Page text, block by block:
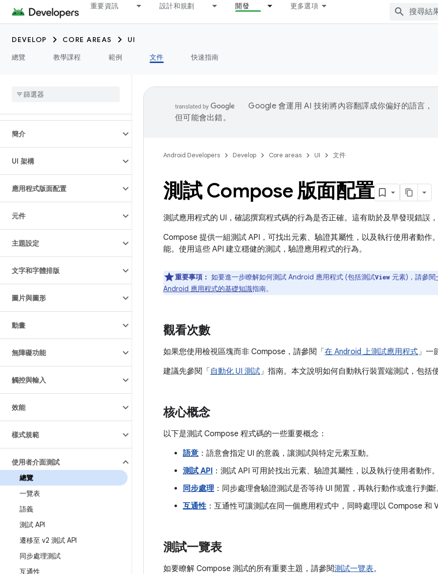
重要資訊 設計和規劃 開發 更多選項
DEVELOP CORE AREAS
UI
總覽
教學課程 範例 文件 快速指南
簡介
UI 架構
應用程式版面配置
元件
主題設定
文字和字體排版
圖片與圖形
動畫
無障礙功能
觸控與輸入
效能
樣式規範
使用者介面測試
總覽
一覽表
語義
測試 API
遷移至 v2 測試 API
同步處理測試
互通性
Google 會運用 AI 技術將內容翻譯成你偏好的語言，
但可能會出錯。
Android Developers Develop Core areas UI 文件
測試 Compose 版面配置
測試應用程式的 UI，確認撰寫程式碼的行為是否正確。這有助於及早發現錯誤
Compose 提供一組測試 API，可找出元素、驗證其屬性，以及執行使用者動作
能。使用這些 API 建立穩健的測試，驗證應用程式的行為。
重要事項： 如要進一步瞭解如何測試 Android 應用程式 (包括測試View 元素)，請參閱
Android 應用程式的基礎知識指南。
觀看次數
如果您使用檢視區塊而非 Compose，請參閱「 在 Android 上測試應用程式」一
建議先參閱「 自動化 UI 測試」指南。本文說明如何自動執行裝置端測試，包括
核心概念
以下是測試 Compose 程式碼的一些重要概念：
語意：語意會指定 UI 的意義，讓測試與特定元素互動。
測試 API ：測試 API 可用於找出元素、驗證其屬性，以及執行使用者動作
同步處理：同步處理會驗證測試是否等待 UI 閒置，再執行動作或進行判斷
互通性：互通性可讓測試在同一個應用程式中，同時處理以 Compose 和
測試一覽表
如要瞭解 Compose 測試的所有重要主題，請參閱測試一覽表。